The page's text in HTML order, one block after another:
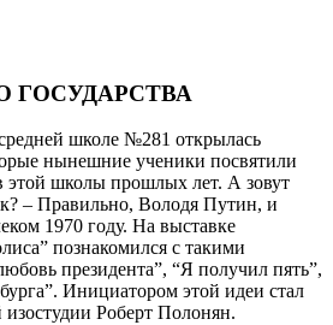
ГОСУДАРСТВА
школе №281 открылась
нынешние ученики посвятили
этой школы прошлых лет. А зовут
– Правильно, Володя Путин, и
1970 году. На выставке
познакомился с такими
президента”, “Я получил пять”,
Инициатором этой идеи стал
Роберт Полонян.